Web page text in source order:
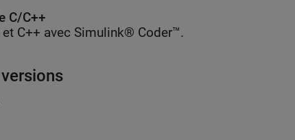
C/C++
et C++ avec Simulink® Coder™.